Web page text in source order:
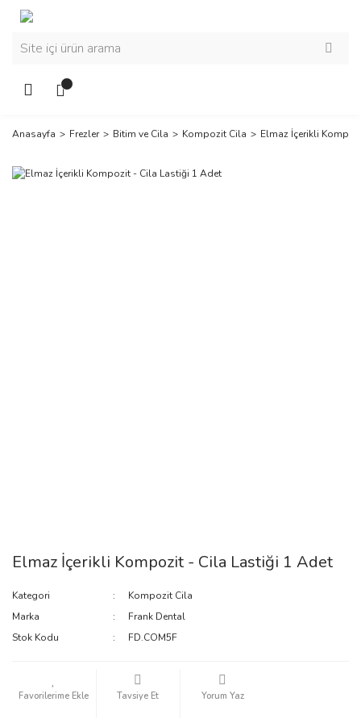
Anasayfa Frezler Bitim ve Cila Kompozit Cila Elmaz İçerikli
Elmaz İçerikli Kompozit - Cila Lastiği 1 Adet
Kategori
Kompozit Cila
Marka
Frank Dental
Stok Kodu
FD.COM5F
Tavsiye Et Yorum Yaz